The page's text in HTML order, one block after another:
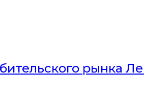
рынка